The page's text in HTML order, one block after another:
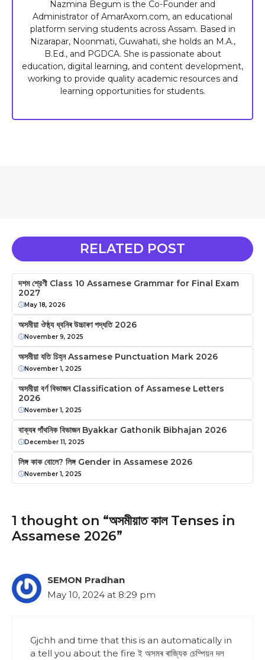
Nazmina Begum is the Co-Founder and
Administrator of AmarAxom.com, an educational
platform serving students across Assam. Based in
Nizarapar, Noonmati, Guwahati, she holds an M.A.,
B.Ed., and PGDCA. She is passionate about
education, digital learning, and content development,
working to provide quality academic resources and
learning opportunities for students.
RELATED POST
দশম শ্রেণী Class 10 Assamese Grammar for Final Exam
2027
May 18, 2026
অসমীয়া ঔষ্ঠ্য ধ্বনিৰ উচ্চাৰণ পদ্ধতি 2026
November 9, 2025
অসমীয়া যতি চিহ্ন Assamese Punctuation Mark 2026
November 1, 2025
অসমীয়া বৰ্ণ বিভাজন Classification of Assamese Letters
2026
November 1, 2025
বাক্যৰ গাঁথনিক বিভাজন Byakkar Gathonik Bibhajan 2026
December 11, 2025
লিঙ্গ কাক বোলে? লিঙ্গ Gender in Assamese 2026
November 1, 2025
1 thought on “অসমীয়াত কাল Tenses in
Assamese 2026”
SEMON Pradhan
May 10, 2024 at 8:29 pm
Gjchh and time that this is an automatically in
a tell you about the fire ই অসমৰ ৰাজ্যিক চেম্পিয়ন দল